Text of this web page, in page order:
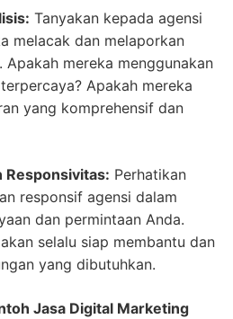
Tanyakan kepada agensi
melacak dan melaporkan
Apakah mereka menggunakan
Apakah mereka
yang komprehensif dan
Responsivitas: Perhatikan
responsif agensi dalam
dan permintaan Anda.
selalu siap membantu dan
yang dibutuhkan.
Jasa Digital Marketing